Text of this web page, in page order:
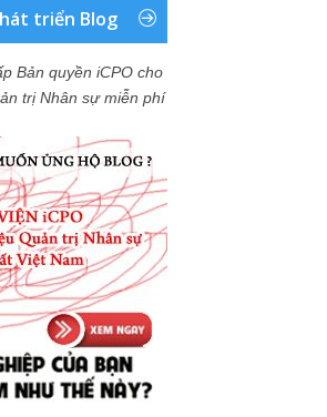
triển Blog
Bản quyền iCPO cho
trị Nhân sự miễn phí